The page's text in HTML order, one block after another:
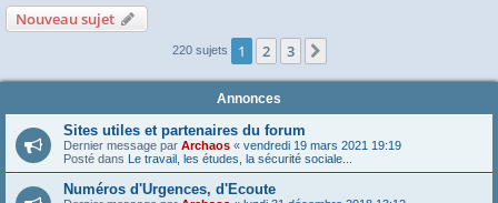
Nouveau sujet
220 sujets 1 2 3
Annonces
Sites utiles et partenaires du forum
Dernier message par Archaos « vendredi 19 mars 2021 19:19
Posté dans Le travail, les études, la sécurité sociale...
Numéros d'Urgences, d'Ecoute